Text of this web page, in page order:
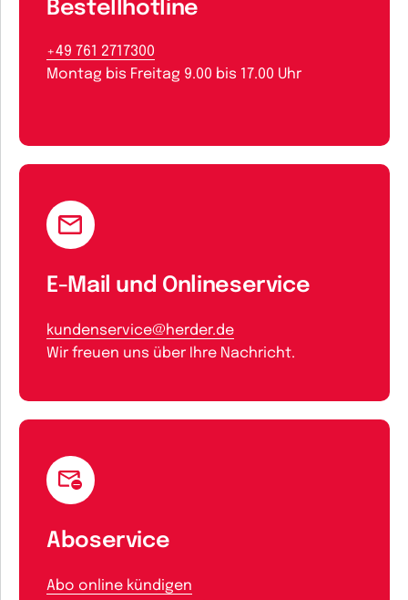
Bestellhotline
+49 761 2717300
Montag bis Freitag 9.00 bis 17.00 Uhr
E-Mail und Onlineservice
kundenservice@herder.de
Wir freuen uns über Ihre Nachricht.
Aboservice
Abo online kündigen